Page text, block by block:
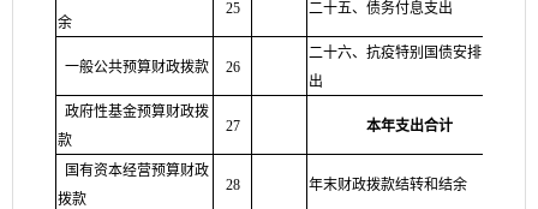
余
25 二十五、债务付息支出
一般公共预算财政拨款 26
二十六、抗疫特别国债安排的支
出
政府性基金预算财政拨
款
27 本年支出合计
国有资本经营预算财政
拨款
28 年末财政拨款结转和结余